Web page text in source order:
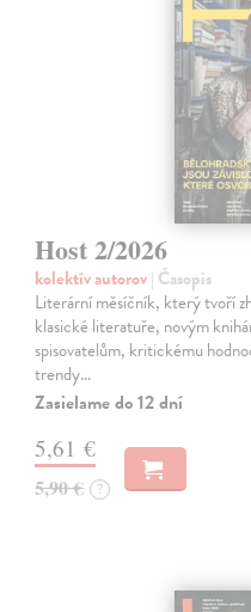
Host 2/2026
kolektív autorov| Časopis
Literární měsíčník, který tvoří
klasické literatuře, novým
spisovatelům, kritickému
trendy…
Zasielame do 12 dní
5,61 €
5,90 € ?